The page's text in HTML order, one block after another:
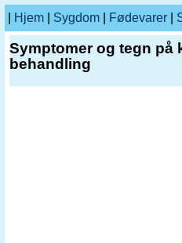
Hjem Sygdom Fødevarer
Symptomer og tegn på
behandling